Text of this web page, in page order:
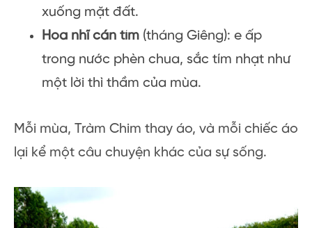
xuống mặt đất.
Hoa nhĩ cán tím (tháng Giêng): e ấp
trong nước phèn chua, sắc tím nhạt như
một lời thì thầm của mùa.
Mỗi mùa, Tràm Chim thay áo, và mỗi chiếc áo
lại kể một câu chuyện khác của sự sống.